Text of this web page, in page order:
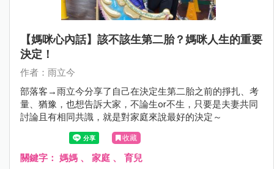
【媽咪心內話】該不該生第二胎？媽咪人生的重要
決定！
作者：雨立今
部落客→雨立今分享了自己在決定生第二胎之前的掙扎、考
量、猶豫，也想告訴大家，不論生or不生，只要是夫妻共同
討論且有相同共識，就是對家庭來說最好的決定～
收藏
關鍵字： 媽媽 、 家庭 、 育兒